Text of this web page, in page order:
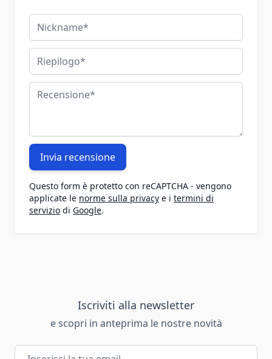
Nickname
Riepilogo
Recensione
Invia recensione
Questo form è protetto con reCAPTCHA - vengono
applicate le norme sulla privacy e i termini di
servizio di Google.
Iscriviti alla newsletter
e scopri in anteprima le nostre novità
Indirizzo email